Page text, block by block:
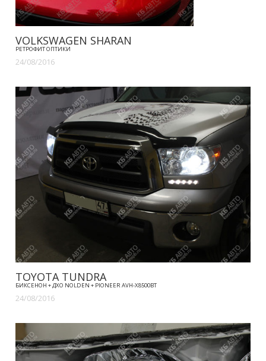
VOLKSWAGEN SHARAN
РЕТРОФИТ ОПТИКИ
24/08/2016
TOYOTA TUNDRA
БИКСЕНОН + ДХО NOLDEN + PIONEER AVH-X8500BT
24/08/2016